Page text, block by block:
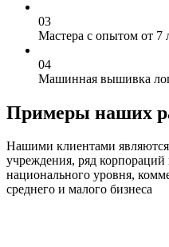
03
Мастера с опытом от 7
04
Машинная вышивка
Примеры наших
Нашими клиентами
учреждения, ряд
национального уровня,
среднего и малого бизнеса